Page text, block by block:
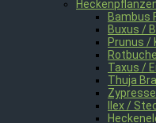
Bambus
Buxus /
Prunus /
Taxus /
Thuja
Ilex /